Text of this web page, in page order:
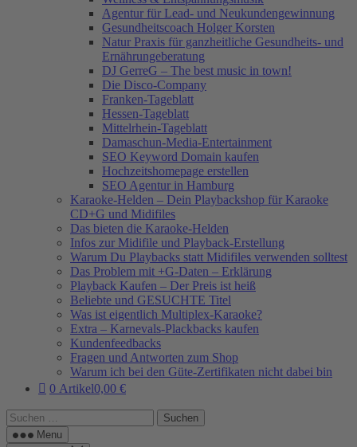
Agentur für Lead- und Neukundengewinnung
Gesundheitscoach Holger Korsten
Natur Praxis für ganzheitliche Gesundheits- und
Ernährungeberatung
DJ GerreG – The best music in town!
Die Disco-Company
Franken-Tageblatt
Hessen-Tageblatt
Mittelrhein-Tageblatt
Damaschun-Media-Entertainment
SEO Keyword Domain kaufen
Hochzeitshomepage erstellen
SEO Agentur in Hamburg
Karaoke-Helden – Dein Playbackshop für Karaoke
CD+G und Midifiles
Das bieten die Karaoke-Helden
Infos zur Midifile und Playback-Erstellung
Warum Du Playbacks statt Midifiles verwenden solltest
Das Problem mit +G-Daten – Erklärung
Playback Kaufen – Der Preis ist heiß
Beliebte und GESUCHTE Titel
Was ist eigentlich Multiplex-Karaoke?
Extra – Karnevals-Plackbacks kaufen
Kundenfeedbacks
Fragen und Antworten zum Shop
Warum ich bei den Güte-Zertifikaten nicht dabei bin
0 Artikel0,00 €
Suchen
nach: Menu